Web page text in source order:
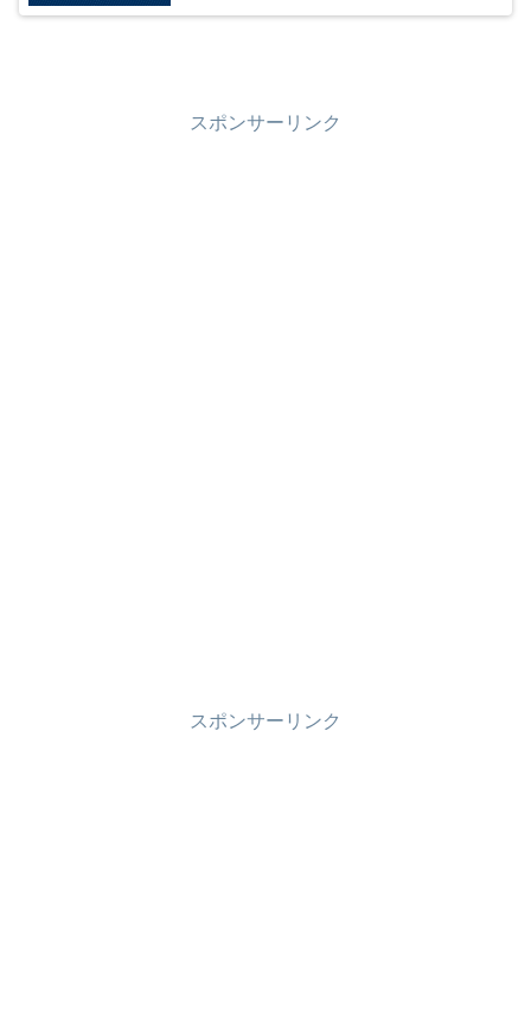
は、広瀬アリスさんやなにわ男子の...
スポンサーリンク
スポンサーリンク